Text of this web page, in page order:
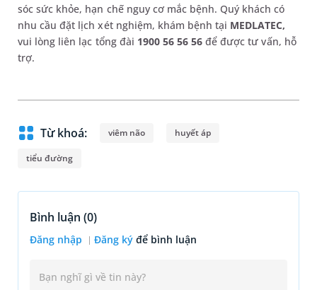
sóc sức khỏe, hạn chế nguy cơ mắc bệnh. Quý khách có
nhu cầu đặt lịch xét nghiệm, khám bệnh tại MEDLATEC,
vui lòng liên lạc tổng đài 1900 56 56 56để được tư vấn, hỗ
trợ.
Từ khoá: viêm não huyết áp
tiểu đường
Bình luận (0)
Đăng nhập Đăng ký để bình luận